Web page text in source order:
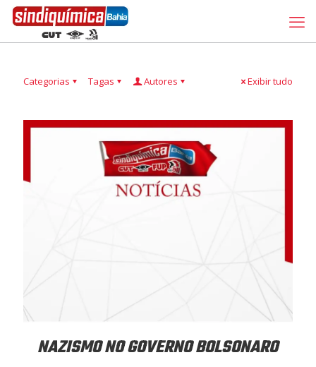
Categorias Tagas Autores Exibir tudo
NAZISMO NO GOVERNO BOLSONARO